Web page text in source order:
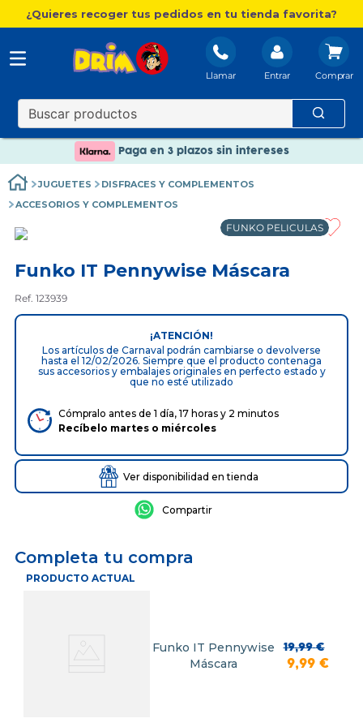
¿Quieres recoger tus pedidos en tu tienda favorita?
Llamar Entrar
Nuevo catálogo Aire Libre
Envío gratis. A partir de 60€(excepto Baleares)
Paga en 3 plazos sin intereses
Paga en 3 plazos sin intereses
JUGUETES
DISFRACES Y COMPLEMENTOS
ACCESORIOS Y COMPLEMENTOS
FUNKO PELICULAS
Funko IT Pennywise Máscara
Ref. 123939
¡ATENCIÓN!
Los artículos de Carnaval podrán cambiarse o devolverse
hasta el 12/02/2026. Siempre que el producto contenaga
sus accesorios y embalajes originales en perfecto estado y
que no esté utilizado
Cómpralo antes de 1 día, 17 horas y 2 minutos
Recíbelo martes o miércoles
Ver disponibilidad en tienda
Completa tu compra
PRODUCTO ACTUAL
Funko IT Pennywise
Máscara
19,99 €
9,99 €